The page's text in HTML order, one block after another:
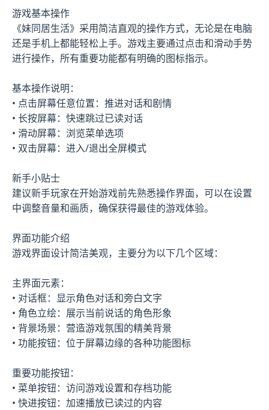
游戏基本操作
《妹同居生活》采用简洁直观的操作方式，无论是在电脑
还是手机上都能轻松上手。游戏主要通过点击和滑动手势
进行操作，所有重要功能都有明确的图标指示。
基本操作说明：
• 点击屏幕任意位置：推进对话和剧情
• 长按屏幕：快速跳过已读对话
• 滑动屏幕：浏览菜单选项
• 双击屏幕：进入/退出全屏模式
新手小贴士
建议新手玩家在开始游戏前先熟悉操作界面，可以在设置
中调整音量和画质，确保获得最佳的游戏体验。
界面功能介绍
游戏界面设计简洁美观，主要分为以下几个区域：
主界面元素：
• 对话框：显示角色对话和旁白文字
• 角色立绘：展示当前说话的角色形象
• 背景场景：营造游戏氛围的精美背景
• 功能按钮：位于屏幕边缘的各种功能图标
重要功能按钮：
• 菜单按钮：访问游戏设置和存档功能
• 快进按钮：加速播放已读过的内容